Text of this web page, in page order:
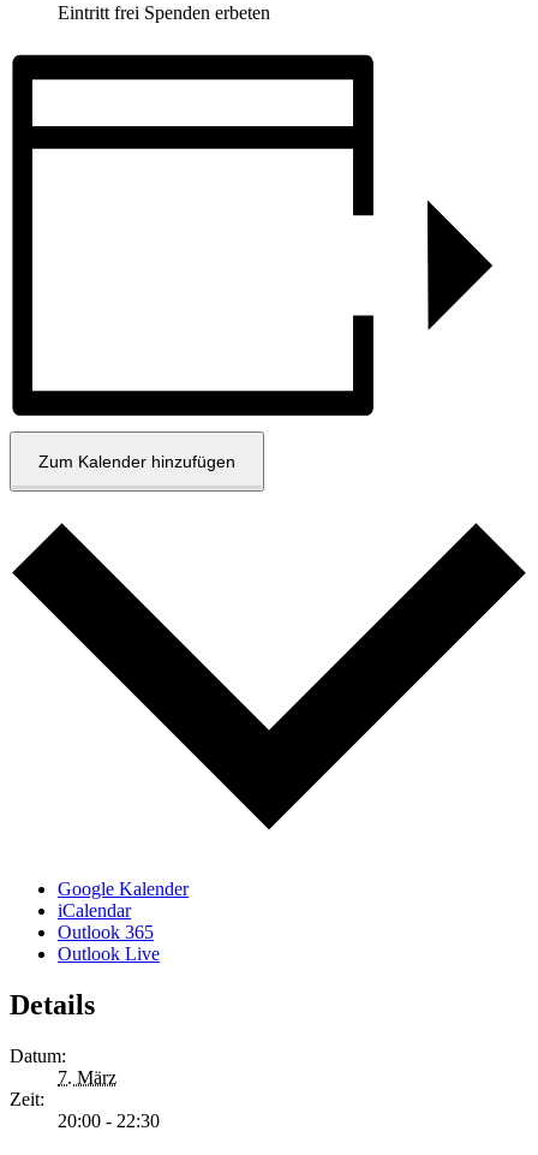
Eintritt frei Spenden erbeten
Zum Kalender hinzufügen
Google Kalender
iCalendar
Outlook 365
Outlook Live
Details
Datum:
7. März
Zeit:
20:00 - 22:30